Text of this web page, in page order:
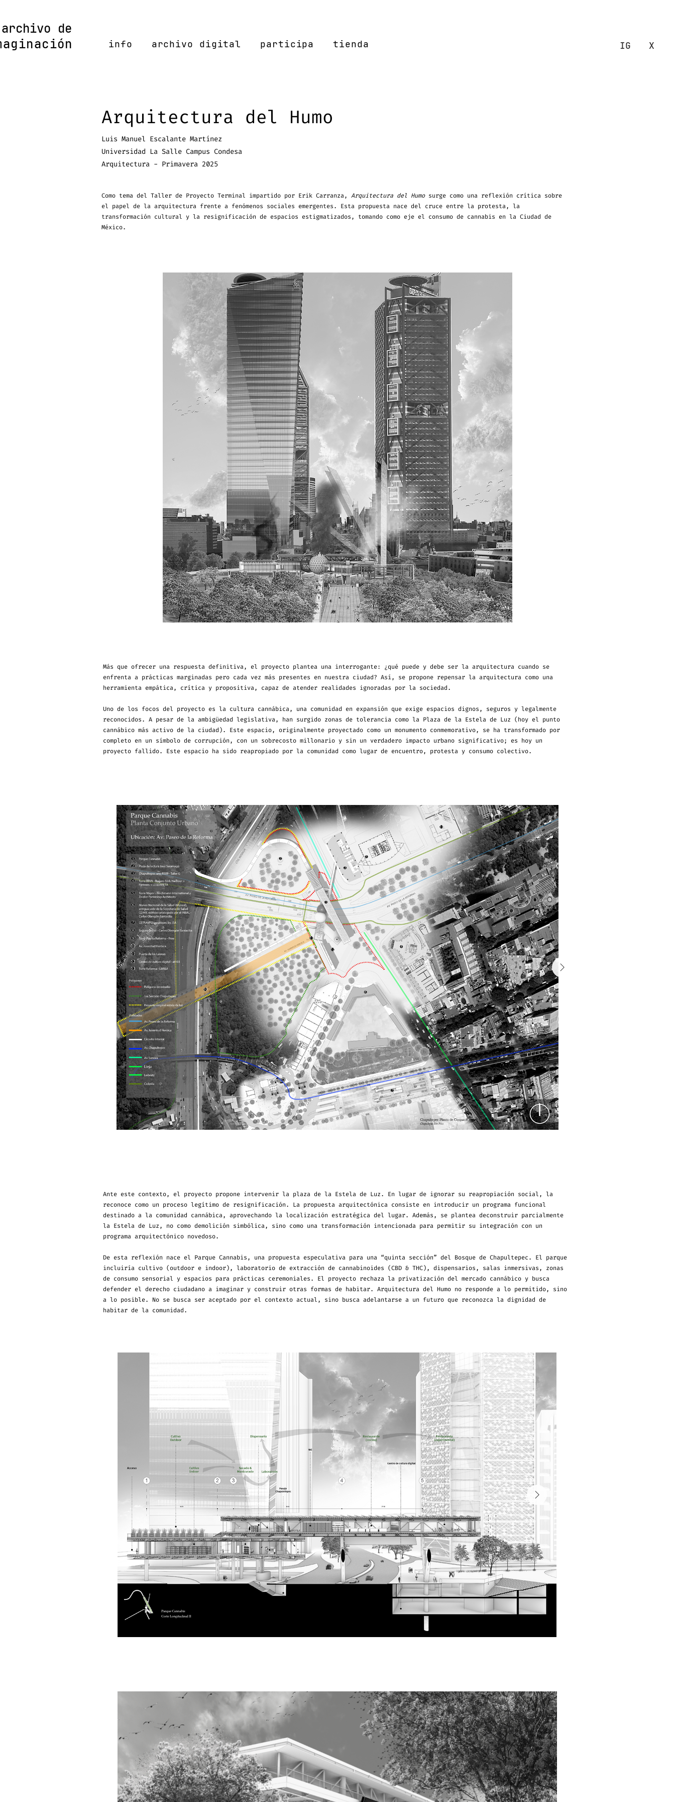
de
info archivo digital participa tienda IG X
Arquitectura del Humo
Luis Manuel Escalante Martínez
Universidad La Salle Campus Condesa
Arquitectura - Primavera 2025
Como tema del Taller de Proyecto Terminal impartido por Erik Carranza, Arquitectura del Humosurge como una reflexión crítica sobre
el papel de la arquitectura frente a fenómenos sociales emergentes. Esta propuesta nace del cruce entre la protesta, la
transformación cultural y la resignificación de espacios estigmatizados, tomando como eje el consumo de cannabis en la Ciudad de
México.
Más que ofrecer una respuesta definitiva, el proyecto plantea una interrogante: ¿qué puede y debe ser la arquitectura cuando se
enfrenta a prácticas marginadas pero cada vez más presentes en nuestra ciudad? Así, se propone repensar la arquitectura como una
herramienta empática, crítica y propositiva, capaz de atender realidades ignoradas por la sociedad.
Uno de los focos del proyecto es la cultura cannábica, una comunidad en expansión que exige espacios dignos, seguros y legalmente
reconocidos. A pesar de la ambigüedad legislativa, han surgido zonas de tolerancia como la Plaza de la Estela de Luz (hoy el punto
cannábico más activo de la ciudad). Este espacio, originalmente proyectado como un monumento conmemorativo, se ha transformado por
completo en un símbolo de corrupción, con un sobrecosto millonario y sin un verdadero impacto urbano significativo; es hoy un
proyecto fallido. Este espacio ha sido reapropiado por la comunidad como lugar de encuentro, protesta y consumo colectivo.
Ante este contexto, el proyecto propone intervenir la plaza de la Estela de Luz. En lugar de ignorar su reapropiación social, la
reconoce como un proceso legítimo de resignificación. La propuesta arquitectónica consiste en introducir un programa funcional
destinado a la comunidad cannábica, aprovechando la localización estratégica del lugar. Además, se plantea deconstruir parcialmente
la Estela de Luz, no como demolición simbólica, sino como una transformación intencionada para permitir su integración con un
programa arquitectónico novedoso.
De esta reflexión nace el Parque Cannabis, una propuesta especulativa para una “quinta sección” del Bosque de Chapultepec. El parque
incluiría cultivo (outdoor e indoor), laboratorio de extracción de cannabinoides (CBD & THC), dispensarios, salas inmersivas, zonas
de consumo sensorial y espacios para prácticas ceremoniales. El proyecto rechaza la privatización del mercado cannábico y busca
defender el derecho ciudadano a imaginar y construir otras formas de habitar. Arquitectura del Humo no responde a lo permitido, sino
a lo posible. No se busca ser aceptado por el contexto actual, sino busca adelantarse a un futuro que reconozca la dignidad de
habitar de la comunidad.